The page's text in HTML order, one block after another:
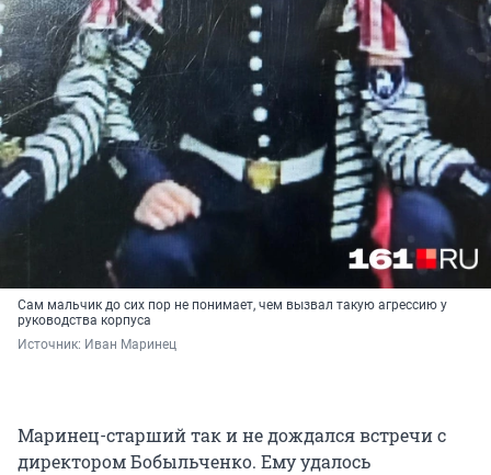
Сам мальчик до сих пор не понимает, чем вызвал такую агрессию у
руководства корпуса
Источник: Иван Маринец
Маринец-старший так и не дождался встречи с
директором Бобыльченко. Ему удалось